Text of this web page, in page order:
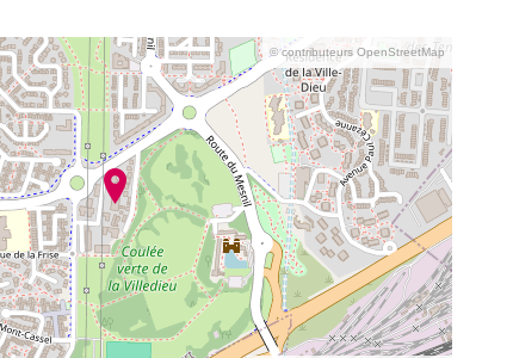
© contributeurs OpenStreetMap